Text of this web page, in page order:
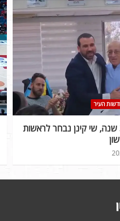
העיר
מהפך בחולון: לאחר 30 שנה, שי קינן נבחר לראשות